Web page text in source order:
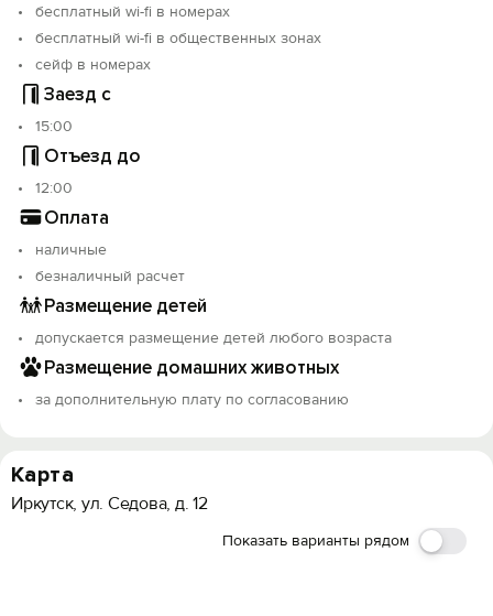
Бутик-отель «Marussia» расположен в 5 минутах
ходьбы от трамвайной остановки «Филармония» и в 10
минутах езды от железнодорожного вокзала
Иркутска. Расстояние до аэропорта Иркутска
составляет 8 км.
бесплатный wi-fi в номерах
бесплатный wi-fi в общественных зонах
сейф в номерах
Заезд с
15:00
Отъезд до
12:00
Оплата
наличные
безналичный расчет
Размещение детей
допускается размещение детей любого возраста
Размещение домашних животных
за дополнительную плату по согласованию
Карта
Иркутск, ул. Седова, д. 12
Показать варианты рядом